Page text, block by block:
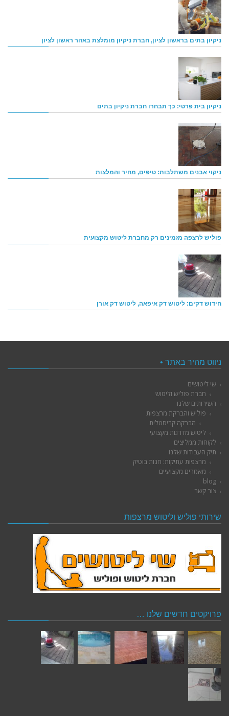
ניקיון בתים בראשון לציון, חברת ניקיון מומלצת באזור ראשון לציון
ניקיון בית פרטי: כך תבחרו חברת ניקיון בתים
ניקוי אבנים משתלבות: טיפים, מחיר והמלצות
פוליש לרצפה מזמינים רק מחברת ליטוש מקצועית
חידוש דקים: ליטוש דק איפאה, ליטוש דק אורן
ניווט מהיר באתר •
שי ליטושים
חברת פוליש וליטוש
השירותים שלנו
פוליש והברקת מרצפות
הברקה קריסטלית
ליטוש מדרגות מקצועי
לקוחות ממליצים
תיק העבודות שלנו
מרצפות עתיקות: חנות בוטיק
מאמרים מקצועיים
blog
צור קשר
שירותי פוליש וליטוש מרצפות
פרויקטים חדשים שלנו …